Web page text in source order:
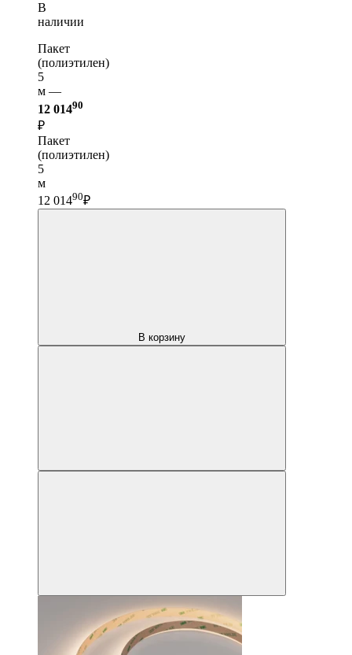
В
наличии
Пакет
(полиэтилен)
5
м —
12 01490
₽
Пакет
(полиэтилен)
5
м
12 01490₽
В корзину